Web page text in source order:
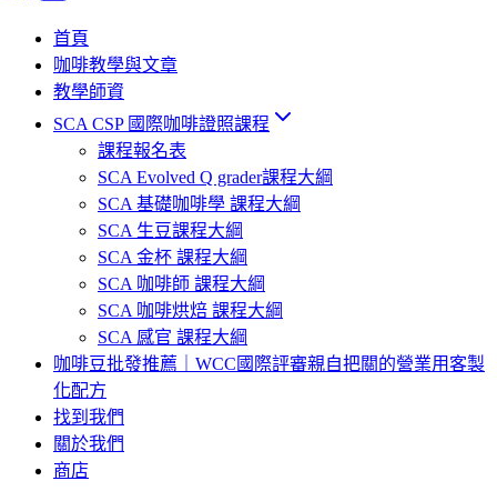
首頁
咖啡教學與文章
教學師資
SCA CSP 國際咖啡證照課程
課程報名表
SCA Evolved Q grader課程大綱
SCA 基礎咖啡學 課程大綱
SCA 生豆課程大綱
SCA 金杯 課程大綱
SCA 咖啡師 課程大綱
SCA 咖啡烘焙 課程大綱
SCA 感官 課程大綱
咖啡豆批發推薦｜WCC國際評審親自把關的營業用客製
化配方
找到我們
關於我們
商店